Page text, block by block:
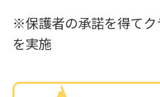
※保護者の承諾を得て
を実施